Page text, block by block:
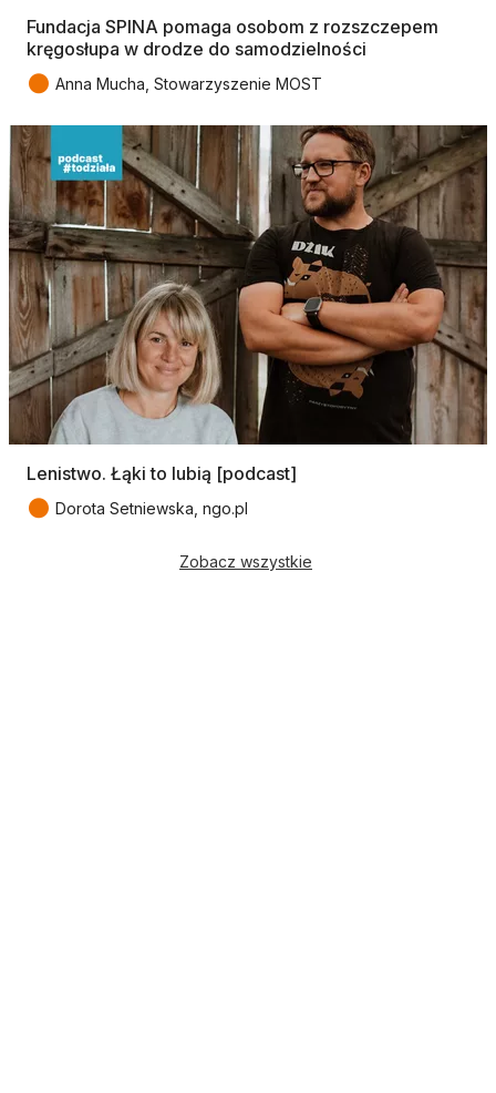
Fundacja SPINA pomaga osobom z rozszczepem
kręgosłupa w drodze do samodzielności
● Anna Mucha, Stowarzyszenie MOST
Lenistwo. Łąki to lubią [podcast]
● Dorota Setniewska, ngo.pl
Zobacz wszystkie